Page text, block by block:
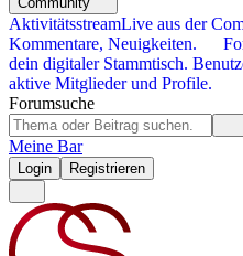
AktivitätsstreamLive aus der
Kommentare, Neuigkeiten.
dein digitaler Stammtisch.
aktive Mitglieder und Profile.
Forumsuche
Meine Bar
Login Registrieren